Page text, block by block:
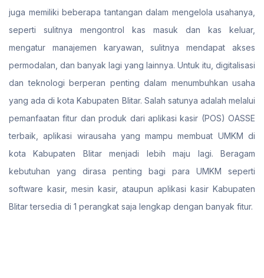
juga memiliki beberapa tantangan dalam mengelola usahanya,
seperti sulitnya mengontrol kas masuk dan kas keluar,
mengatur manajemen karyawan, sulitnya mendapat akses
permodalan, dan banyak lagi yang lainnya. Untuk itu, digitalisasi
dan teknologi berperan penting dalam menumbuhkan usaha
yang ada di kota Kabupaten Blitar. Salah satunya adalah melalui
pemanfaatan fitur dan produk dari aplikasi kasir (POS) OASSE
terbaik, aplikasi wirausaha yang mampu membuat UMKM di
kota Kabupaten Blitar menjadi lebih maju lagi. Beragam
kebutuhan yang dirasa penting bagi para UMKM seperti
software kasir, mesin kasir, ataupun aplikasi kasir Kabupaten
Blitar tersedia di 1 perangkat saja lengkap dengan banyak fitur.